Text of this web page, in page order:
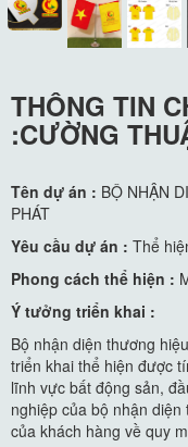
THÔNG TIN
:CƯỜNG
Tên dự án : BỘ NHẬN
PHÁT
Yêu cầu dự án : Thể
Phong cách thể hiện :
Ý tưởng triển khai :
Bộ nhận diện thương
triển khai thể hiện được
lĩnh vực bất động sản,
nghiệp của bộ nhận
của khách hàng về quy